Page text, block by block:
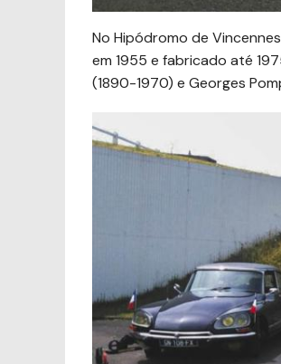
No Hipódromo de
em 1955 e fabricado até
(1890-1970) e Georges